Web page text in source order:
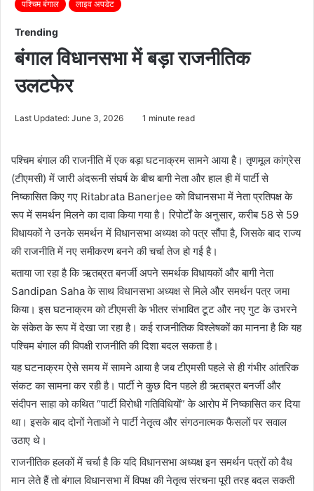
पश्चिम बंगाल लाइव अपडेट
Trending
बंगाल विधानसभा में बड़ा राजनीतिक
उलटफेर
Last Updated: June 3, 2026 1 minute read
पश्चिम बंगाल की राजनीति में एक बड़ा घटनाक्रम सामने आया है। तृणमूल कांग्रेस
(टीएमसी) में जारी अंदरूनी संघर्ष के बीच बागी नेता और हाल ही में पार्टी से
निष्कासित किए गए Ritabrata Banerjee को विधानसभा में नेता प्रतिपक्ष के
रूप में समर्थन मिलने का दावा किया गया है। रिपोर्टों के अनुसार, करीब 58 से 59
विधायकों ने उनके समर्थन में विधानसभा अध्यक्ष को पत्र सौंपा है, जिसके बाद राज्य
की राजनीति में नए समीकरण बनने की चर्चा तेज हो गई है।
बताया जा रहा है कि ऋतब्रत बनर्जी अपने समर्थक विधायकों और बागी नेता
Sandipan Sahaके साथ विधानसभा अध्यक्ष से मिले और समर्थन पत्र जमा
किया। इस घटनाक्रम को टीएमसी के भीतर संभावित टूट और नए गुट के उभरने
के संकेत के रूप में देखा जा रहा है। कई राजनीतिक विश्लेषकों का मानना है कि यह
पश्चिम बंगाल की विपक्षी राजनीति की दिशा बदल सकता है।
यह घटनाक्रम ऐसे समय में सामने आया है जब टीएमसी पहले से ही गंभीर आंतरिक
संकट का सामना कर रही है। पार्टी ने कुछ दिन पहले ही ऋतब्रत बनर्जी और
संदीपन साहा को कथित “पार्टी विरोधी गतिविधियों” के आरोप में निष्कासित कर दिया
था। इसके बाद दोनों नेताओं ने पार्टी नेतृत्व और संगठनात्मक फैसलों पर सवाल
उठाए थे।
राजनीतिक हलकों में चर्चा है कि यदि विधानसभा अध्यक्ष इन समर्थन पत्रों को वैध
मान लेते हैं तो बंगाल विधानसभा में विपक्ष की नेतृत्व संरचना पूरी तरह बदल सकती